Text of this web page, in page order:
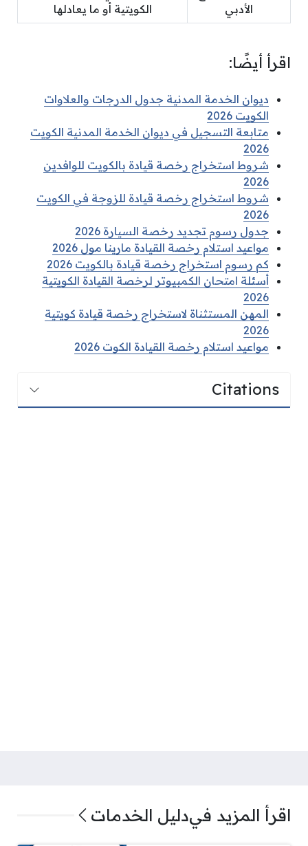
الأدبي
الكويتية أو ما يعادلها
اقرأ أيضًا:
ديوان الخدمة المدنية جدول الدرجات والعلاوات
الكويت 2026
متابعة التسجيل في ديوان الخدمة المدنية الكويت
2026
شروط استخراج رخصة قيادة بالكويت للوافدين
2026
شروط استخراج رخصة قيادة للزوجة في الكويت
2026
جدول رسوم تجديد رخصة السيارة 2026
مواعيد استلام رخصة القيادة مارينا مول 2026
كم رسوم استخراج رخصة قيادة بالكويت 2026
أسئلة امتحان الكمبيوتر لرخصة القيادة الكويتية
2026
المهن المستثناة لاستخراج رخصة قيادة كويتية
2026
مواعيد استلام رخصة القيادة الكوت 2026
Citations
اقرأ المزيد فيدليل الخدمات